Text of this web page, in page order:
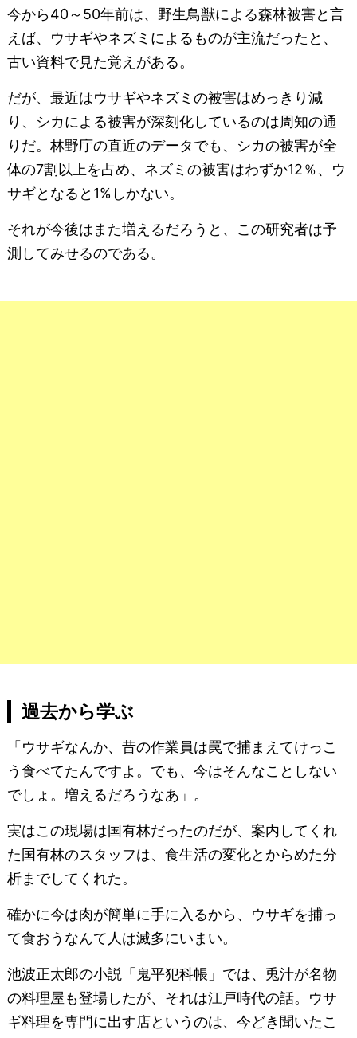
今から40～50年前は、野生鳥獣による森林被害と言
えば、ウサギやネズミによるものが主流だったと、
古い資料で見た覚えがある。
だが、最近はウサギやネズミの被害はめっきり減
り、シカによる被害が深刻化しているのは周知の通
りだ。林野庁の直近のデータでも、シカの被害が全
体の7割以上を占め、ネズミの被害はわずか12％、ウ
サギとなると1%しかない。
それが今後はまた増えるだろうと、この研究者は予
測してみせるのである。
過去から学ぶ
「ウサギなんか、昔の作業員は罠で捕まえてけっこ
う食べてたんですよ。でも、今はそんなことしない
でしょ。増えるだろうなあ」。
実はこの現場は国有林だったのだが、案内してくれ
た国有林のスタッフは、食生活の変化とからめた分
析までしてくれた。
確かに今は肉が簡単に手に入るから、ウサギを捕っ
て食おうなんて人は滅多にいまい。
池波正太郎の小説「鬼平犯科帳」では、兎汁が名物
の料理屋も登場したが、それは江戸時代の話。ウサ
ギ料理を専門に出す店というのは、今どき聞いたこ